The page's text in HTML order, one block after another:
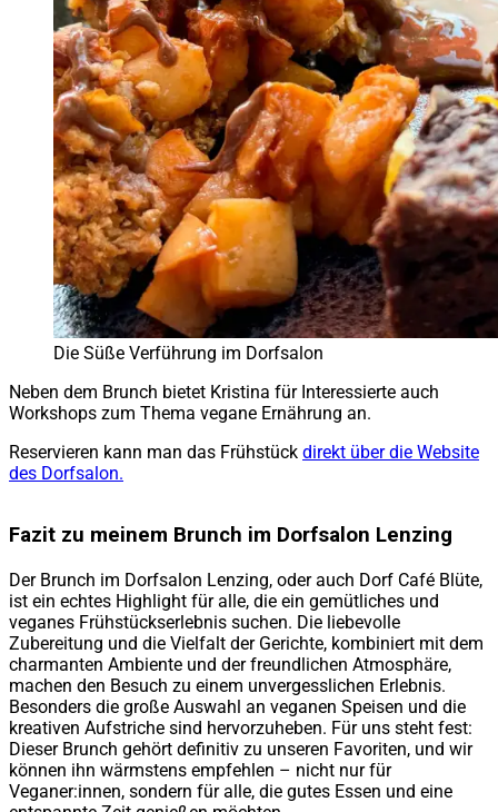
Die Süße Verführung im Dorfsalon
Neben dem Brunch bietet Kristina für Interessierte auch
Workshops zum Thema vegane Ernährung an.
Reservieren kann man das Frühstück direkt über die Website
des Dorfsalon.
Fazit zu meinem Brunch im Dorfsalon Lenzing
Der Brunch im Dorfsalon Lenzing, oder auch Dorf Café Blüte,
ist ein echtes Highlight für alle, die ein gemütliches und
veganes Frühstückserlebnis suchen. Die liebevolle
Zubereitung und die Vielfalt der Gerichte, kombiniert mit dem
charmanten Ambiente und der freundlichen Atmosphäre,
machen den Besuch zu einem unvergesslichen Erlebnis.
Besonders die große Auswahl an veganen Speisen und die
kreativen Aufstriche sind hervorzuheben. Für uns steht fest:
Dieser Brunch gehört definitiv zu unseren Favoriten, und wir
können ihn wärmstens empfehlen – nicht nur für
Veganer:innen, sondern für alle, die gutes Essen und eine